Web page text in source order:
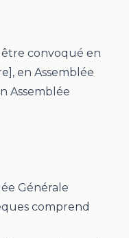
convoqué en
en Assemblée
Assemblée
Générale
comprend